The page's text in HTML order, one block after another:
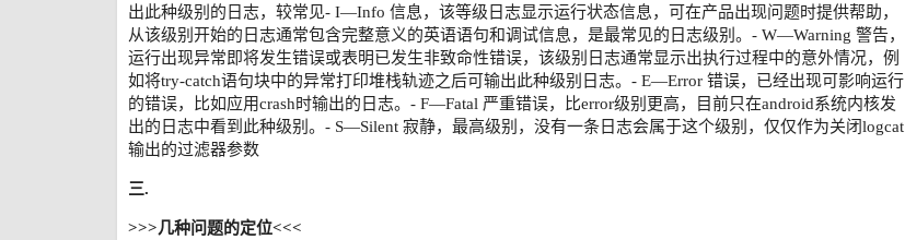
出此种级别的日志，较常见- I—Info 信息，该等级日志显示运行状态信息，可在产品出现问题时提供帮助，
从该级别开始的日志通常包含完整意义的英语语句和调试信息，是最常见的日志级别。- W—Warning 警告，
运行出现异常即将发生错误或表明已发生非致命性错误，该级别日志通常显示出执行过程中的意外情况，例
如将try-catch语句块中的异常打印堆栈轨迹之后可输出此种级别日志。- E—Error 错误，已经出现可影响运行
的错误，比如应用crash时输出的日志。- F—Fatal 严重错误，比error级别更高，目前只在android系统内核发
出的日志中看到此种级别。- S—Silent 寂静，最高级别，没有一条日志会属于这个级别，仅仅作为关闭logcat
输出的过滤器参数
三.
>>>几种问题的定位<<<